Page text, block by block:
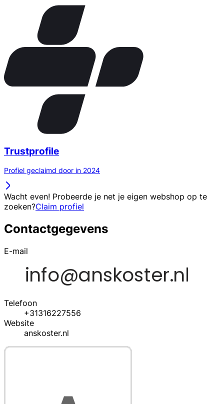
Trustprofile
Profiel geclaimd door in 2024
Wacht even! Probeerde je net je eigen webshop op te
zoeken?Claim profiel
Contactgegevens
E-mail
Telefoon
+31316227556
Website
anskoster.nl